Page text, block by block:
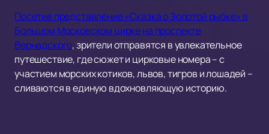
Посетив представление «Сказка о Золотой рыбке» в
Большом Московском цирке на проспекте
Вернадского, зрители отправятся в увлекательное
путешествие, где сюжет и цирковые номера – с
участием морских котиков, львов, тигров и лошадей –
сливаются в единую вдохновляющую историю.